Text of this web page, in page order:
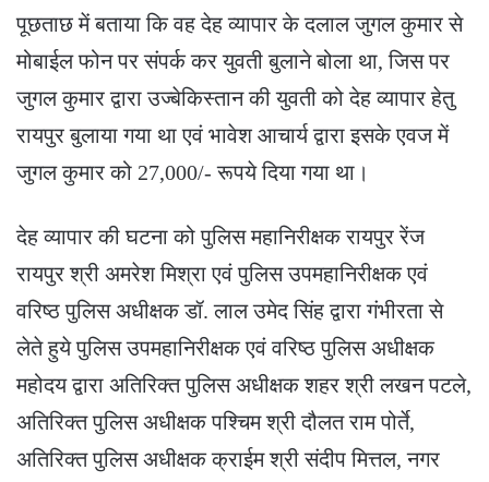
पूछताछ में बताया कि वह देह व्यापार के दलाल जुगल कुमार से
मोबाईल फोन पर संपर्क कर युवती बुलाने बोला था, जिस पर
जुगल कुमार द्वारा उज्बेकिस्तान की युवती को देह व्यापार हेतु
रायपुर बुलाया गया था एवं भावेश आचार्य द्वारा इसके एवज में
जुगल कुमार को 27,000/- रूपये दिया गया था।
देह व्यापार की घटना को पुलिस महानिरीक्षक रायपुर रेंज
रायपुर श्री अमरेश मिश्रा एवं पुलिस उपमहानिरीक्षक एवं
वरिष्ठ पुलिस अधीक्षक डॉ. लाल उमेद सिंह द्वारा गंभीरता से
लेते हुये पुलिस उपमहानिरीक्षक एवं वरिष्ठ पुलिस अधीक्षक
महोदय द्वारा अतिरिक्त पुलिस अधीक्षक शहर श्री लखन पटले,
अतिरिक्त पुलिस अधीक्षक पश्चिम श्री दौलत राम पोर्ते,
अतिरिक्त पुलिस अधीक्षक क्राईम श्री संदीप मित्तल, नगर